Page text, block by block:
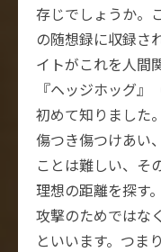
存じでしょうか。
の随想録に収録さ
イトがこれを人間
『ヘッジホッグ
初めて知りました
傷つき傷つけあい
ことは難しい、そ
理想の距離を探す
攻撃のためではな
といいます。つま